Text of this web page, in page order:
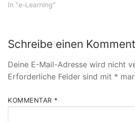
In "e-Learning"
Schreibe einen
Deine E-Mail-Adresse wird nicht
Erforderliche Felder sind mit *
KOMMENTAR *